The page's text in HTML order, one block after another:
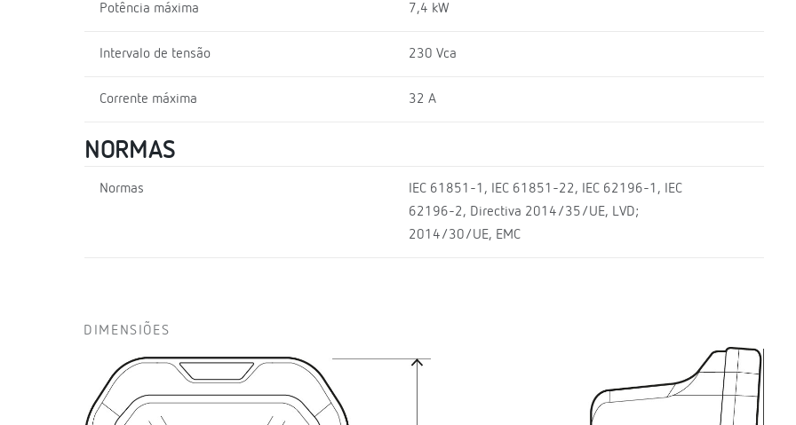
Potência máxima 7,4 kW
Intervalo de tensão 230 Vca
Corrente máxima 32 A
NORMAS
Normas
IEC 61851-1, IEC 61851-22, IEC 62196-1, IEC
62196-2, Directiva 2014/35/UE, LVD;
2014/30/UE, EMC
DIMENSIÕES